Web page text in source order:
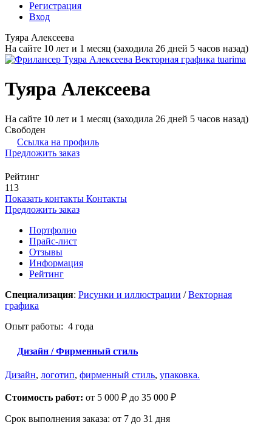
Регистрация
Вход
Туяра Алексеева
На сайте 10 лет и 1 месяц (заходила 26 дней 5 часов назад)
Туяра Алексеева
На сайте 10 лет и 1 месяц (заходила 26 дней 5 часов назад)
Свободен
Ссылка на профиль
Предложить заказ
Рейтинг
113
Показать контакты Контакты
Предложить заказ
Портфолио
Прайс-лист
Отзывы
Информация
Рейтинг
Специализация: Рисунки и иллюстрации /Векторная
графика
Опыт работы: 4 года
Дизайн / Фирменный стиль
Дизайн, логотип, фирменный стиль, упаковка.
Стоимость работ: от 5 000 ₽ до 35 000 ₽
Срок выполнения заказа: от 7 до 31 дня